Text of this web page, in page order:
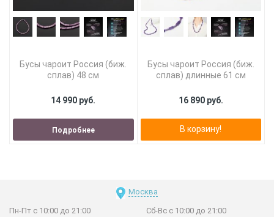
Бусы чароит Россия (биж.
сплав) 48 см
14 990 руб.
Подробнее
Бусы чароит Россия (биж.
сплав) длинные 61 см
16 890 руб.
В корзину!
Москва
Пн-Пт с 10:00 до 21:00 Сб-Вс с 10:00 до 21:00